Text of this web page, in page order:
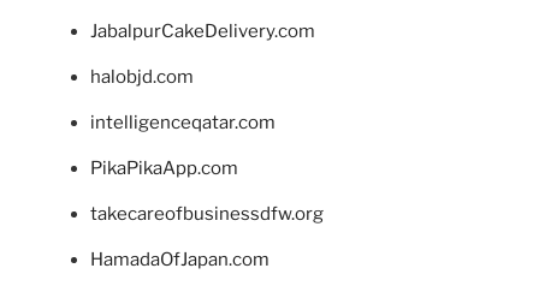
JabalpurCakeDelivery.com
halobjd.com
intelligenceqatar.com
PikaPikaApp.com
takecareofbusinessdfw.org
HamadaOfJapan.com